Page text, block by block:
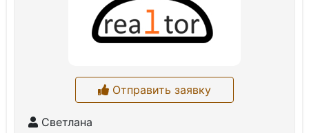
Отправить заявку
Светлана